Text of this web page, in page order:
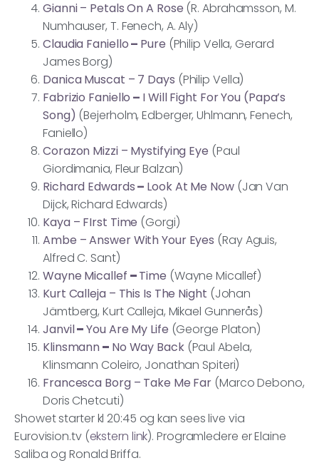
Gianni – Petals On A Rose (R. Abrahamsson, M.
Numhauser, T. Fenech, A. Aly)
Claudia Faniello– Pure (Philip Vella, Gerard
James Borg)
Danica Muscat – 7 Days (Philip Vella)
Fabrizio Faniello – I Will Fight For You (Papa’s
Song) (Bejerholm, Edberger, Uhlmann, Fenech,
Faniello)
Corazon Mizzi – Mystifying Eye (Paul
Giordimania, Fleur Balzan)
Richard Edwards– Look At Me Now(Jan Van
Dijck, Richard Edwards)
Kaya – FIrst Time (Gorgi)
Ambe – Answer With Your Eyes (Ray Aguis,
Alfred C. Sant)
Wayne Micallef –Time (Wayne Micallef)
Kurt Calleja – This Is The Night (Johan
Jämtberg, Kurt Calleja, Mikael Gunnerås)
Janvil–You Are My Life (George Platon)
Klinsmann– No Way Back(Paul Abela,
Klinsmann Coleiro, Jonathan Spiteri)
Francesca Borg – Take Me Far (Marco Debono,
Doris Chetcuti)
Showet starter kl 20:45 og kan sees live via
Eurovision.tv (ekstern link). Programledere er Elaine
Saliba og Ronald Briffa.